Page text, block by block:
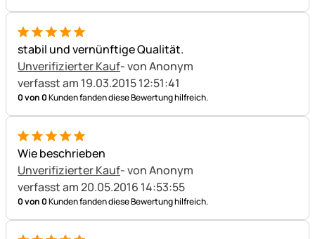
5 von 5
stabil und vernünftige Qualität.
Unverifizierter Kauf- von Anonym
verfasst am 19.03.2015 12:51:41
0 von 0Kunden fanden diese Bewertung hilfreich.
5 von 5
Wie beschrieben
Unverifizierter Kauf- von Anonym
verfasst am 20.05.2016 14:53:55
0 von 0Kunden fanden diese Bewertung hilfreich.